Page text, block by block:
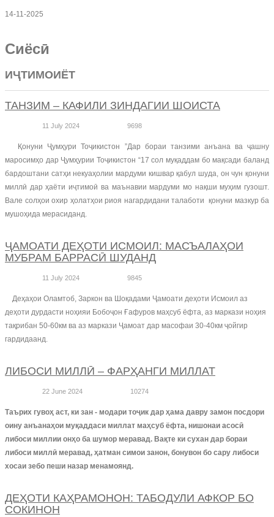
14-11-2025
Сиёсӣ
ИҶТИМОИЁТ
ТАНЗИМ – КАФИЛИ ЗИНДАГИИ ШОИСТА
11 July 2024 9698
Қонуни Ҷумҳури Тоҷикистон ”Дар бораи танзими анъана ва ҷашну
маросимҳо дар Ҷумҳурии Тоҷикистон “17 сол муқаддам бо мақсади баланд
бардоштани сатҳи некуаҳолии мардуми кишвар қабул шуда, он чун қонуни
миллӣ дар ҳаёти иҷтимоӣ ва маънавии мардуми мо нақши муҳим гузошт.
Вале солҳои охир ҳолатҳои риоя нагардидани талаботи қонуни мазкур ба
мушоҳида мерасиданд.
ҶАМОАТИ ДЕҲОТИ ИСМОИЛ: МАСЪАЛАҲОИ
МУБРАМ БАРРАСӢ ШУДАНД
11 July 2024 9845
Деҳаҳои Оламтоб, Заркон ва Шоқадами Ҷамоати деҳоти Исмоил аз
деҳоти дурдасти ноҳияи Бобоҷон Ғафуров маҳсуб ёфта, аз маркази ноҳия
тақрибан 50-60км ва аз маркази Ҷамоат дар масофаи 30-40км ҷойгир
гардидаанд.
ЛИБОСИ МИЛЛӢ – ФАРҲАНГИ МИЛЛАТ
22 June 2024 10274
Таърих гувоҳ аст, ки зан - модари тоҷик дар ҳама давру замон посдори
оину анъанаҳои муқаддаси миллат маҳсуб ёфта, нишонаи асосӣ
либоси миллии онҳо ба шумор меравад. Вақте ки сухан дар бораи
либоси миллӣ меравад, ҳатман симои занон, бонувон бо сару либоси
хосаи зебо пеши назар менамоянд.
ДЕҲОТИ КАҲРАМОНОН: ТАБОДУЛИ АФКОР БО
СОКИНОН